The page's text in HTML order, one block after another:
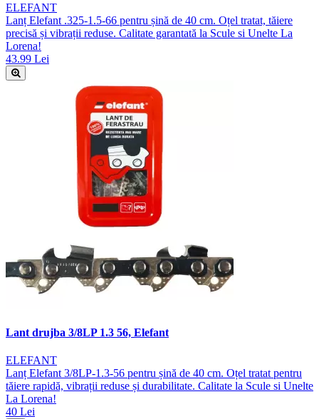
ELEFANT
Lanț Elefant .325-1.5-66 pentru șină de 40 cm. Oțel tratat, tăiere
precisă și vibrații reduse. Calitate garantată la Scule si Unelte La
Lorena!
43.99 Lei
Lant drujba 3/8LP 1.3 56, Elefant
ELEFANT
Lanț Elefant 3/8LP-1.3-56 pentru șină de 40 cm. Oțel tratat pentru
tăiere rapidă, vibrații reduse și durabilitate. Calitate la Scule si Unelte
La Lorena!
40 Lei